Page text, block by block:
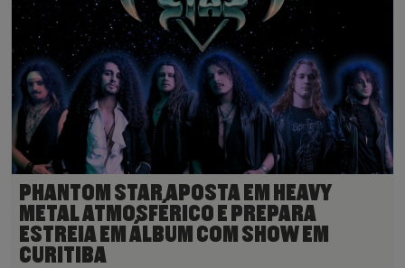
PHANTOM STAR APOSTA EM HEAVY
METAL ATMOSFÉRICO E PREPARA
ESTREIA EM ÁLBUM COM SHOW EM
CURITIBA